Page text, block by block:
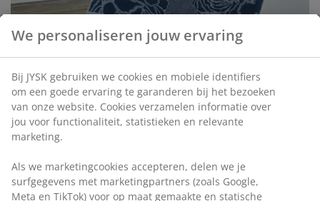
We personaliseren jouw ervaring
Bij JYSK gebruiken we cookies en mobiele identifiers
om een goede ervaring te garanderen bij het bezoeken
van onze website. Cookies verzamelen informatie over
jou voor functionaliteit, statistieken en relevante
marketing.
Als we marketingcookies accepteren, delen we je
surfgegevens met marketingpartners (zoals Google,
Meta en TikTok) voor op maat gemaakte en statische